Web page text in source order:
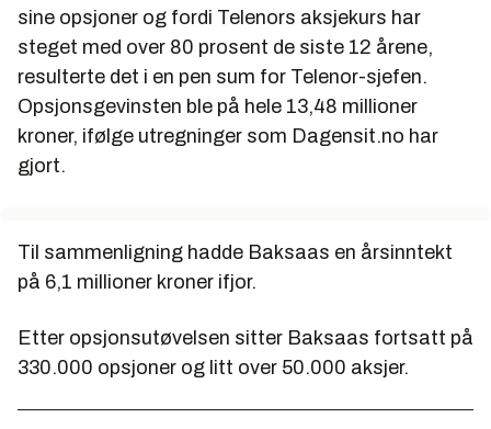
sine opsjoner og fordi Telenors aksjekurs har
steget med over 80 prosent de siste 12 årene,
resulterte det i en pen sum for Telenor-sjefen.
Opsjonsgevinsten ble på hele 13,48 millioner
kroner, ifølge utregninger som Dagensit.no har
gjort.
Til sammenligning hadde Baksaas en årsinntekt
på 6,1 millioner kroner ifjor.
Etter opsjonsutøvelsen sitter Baksaas fortsatt på
330.000 opsjoner og litt over 50.000 aksjer.